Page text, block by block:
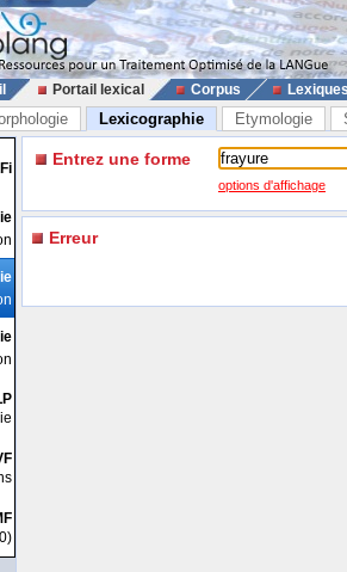
Portail lexical Corpus
Lexicographie Etymologie
Entrez une forme
options d'affichage
Erreur